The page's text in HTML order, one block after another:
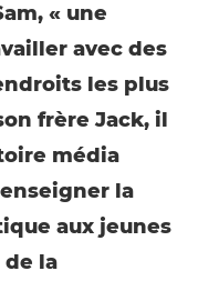
« une
avec des
les plus
frère Jack, il
média
la
aux jeunes
de la